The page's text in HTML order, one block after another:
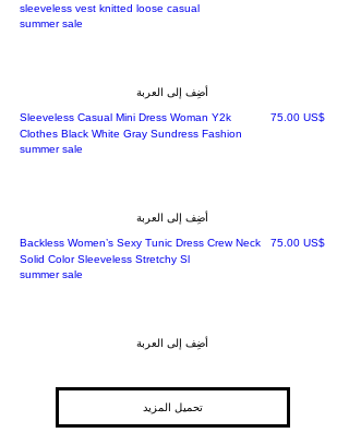
sleeveless vest knitted loose casual
summer sale
أضِف إلى العربة
Sleeveless Casual Mini Dress Woman Y2k
Clothes Black White Gray Sundress Fashion
السعر ‏75.00 US$
summer sale
أضِف إلى العربة
Backless Women’s Sexy Tunic Dress Crew Neck
Solid Color Sleeveless Stretchy Sl
السعر ‏75.00 US$
summer sale
أضِف إلى العربة
تحميل المزيد